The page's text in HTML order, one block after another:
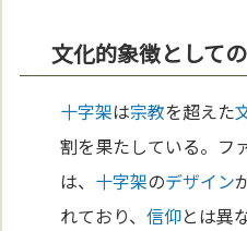
文化的象徴として
十字架は宗教を超えた
割を果たしている。フ
は、 十字架のデザイン
れており、信仰とは異